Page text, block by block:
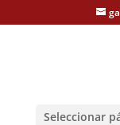
Seleccionar